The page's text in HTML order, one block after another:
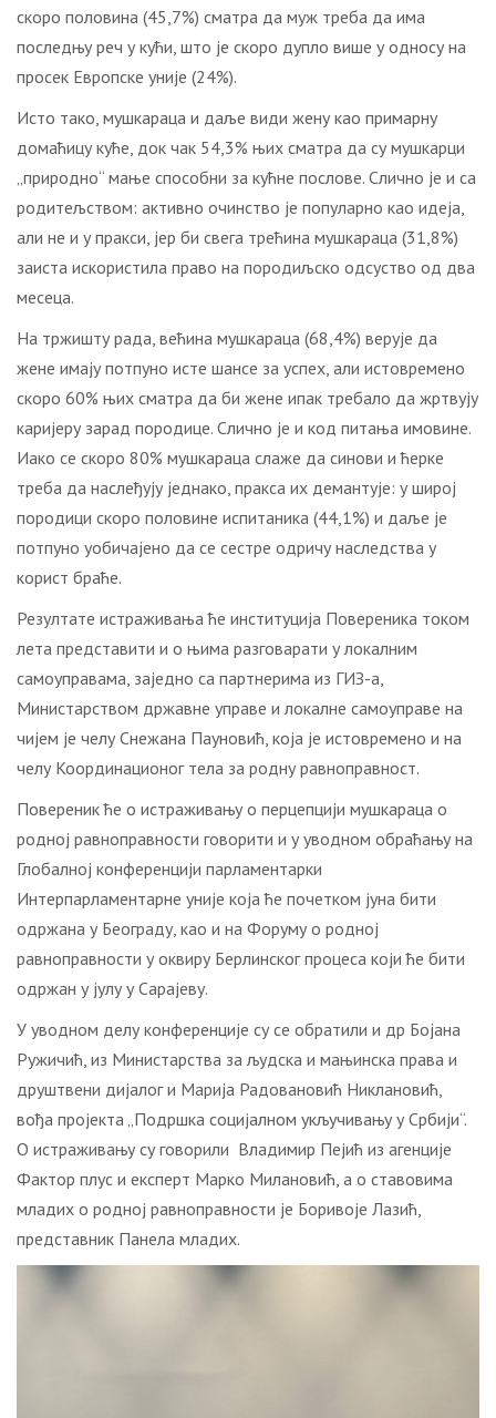
скоро половина (45,7%) сматра да муж треба да има
последњу реч у кући, што је скоро дупло више у односу на
просек Европске уније (24%).
Исто тако, мушкараца и даље види жену као примарну
домаћицу куће, док чак 54,3% њих сматра да су мушкарци
„природно“ мање способни за кућне послове. Слично је и са
родитељством: активно очинство је популарно као идеја,
али не и у пракси, јер би свега трећина мушкараца (31,8%)
заиста искористила право на породиљско одсуство од два
месеца.
На тржишту рада, већина мушкараца (68,4%) верује да
жене имају потпуно исте шансе за успех, али истовремено
скоро 60% њих сматра да би жене ипак требало да жртвују
каријеру зарад породице. Слично је и код питања имовине.
Иако се скоро 80% мушкараца слаже да синови и ћерке
треба да наслеђују једнако, пракса их демантује: у широј
породици скоро половине испитаника (44,1%) и даље је
потпуно уобичајено да се сестре одричу наследства у
корист браће.
Резултате истраживања ће институција Повереника током
лета представити и о њима разговарати у локалним
самоуправама, заједно са партнерима из ГИЗ-а,
Министарством државне управе и локалне самоуправе на
чијем је челу Снежана Пауновић, која је истовремено и на
челу Координационог тела за родну равноправност.
Повереник ће о истраживању о перцепцији мушкараца о
родној равноправности говорити и у уводном обраћању на
Глобалној конференцији парламентарки
Интерпарламентарне уније која ће почетком јуна бити
одржана у Београду, као и на Форуму о родној
равноправности у оквиру Берлинског процеса који ће бити
одржан у јулу у Сарајеву.
У уводном делу конференције су се обратили и др Бојана
Ружичић, из Министарства за људска и мањинска права и
друштвени дијалог и Марија Радовановић Никлановић,
вођа пројекта „Подршка социјалном укључивању у Србији“.
О истраживању су говорили Владимир Пејић из агенције
Фактор плус и експерт Марко Милановић, а о ставовима
младих о родној равноправности је Боривоје Лазић,
представник Панела младих.